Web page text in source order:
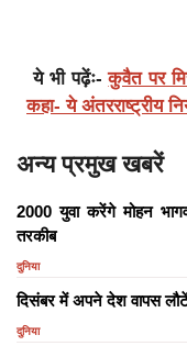
ये भी पढ़ेंः-कुवैत पर
कहा- ये अंतरराष्ट्रीय
अन्य प्रमुख खबरें
2000 युवा करेंगे मोहन
तरकीब
दुनिया
दिसंबर में अपने देश वापस
दुनिया